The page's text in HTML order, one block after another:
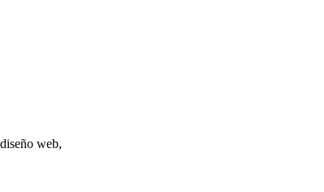
web,